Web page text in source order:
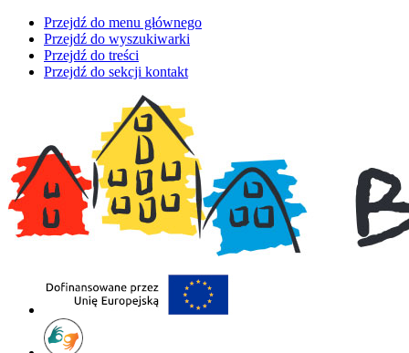
Przejdź do menu głównego
Przejdź do wyszukiwarki
Przejdź do treści
Przejdź do sekcji kontakt